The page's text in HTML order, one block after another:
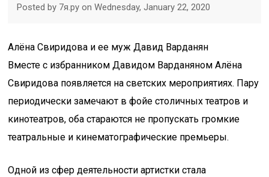
Posted by 7я.ру on Wednesday, January 22, 2020
Алёна Свиридова и ее муж Давид Варданян
Вместе с избранником Давидом Варданяном Алёна
Свиридова появляется на светских мероприятиях. Пару
периодически замечают в фойе столичных театров и
кинотеатров, оба стараются не пропускать громкие
театральные и кинематографические премьеры.
Одной из сфер деятельности артистки стала